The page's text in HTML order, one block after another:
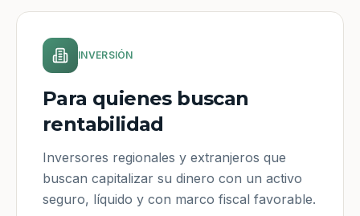
INVERSIÓN
Para quienes buscan
rentabilidad
Inversores regionales y extranjeros que
buscan capitalizar su dinero con un activo
seguro, líquido y con marco fiscal favorable.